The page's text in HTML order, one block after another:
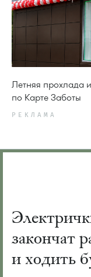
Летняя прохлада
по Карте Заботы
РЕКЛАМА
закончат
и ходить